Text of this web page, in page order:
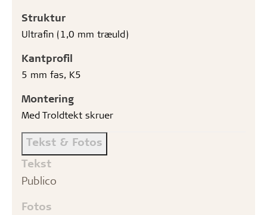
Struktur
Ultrafin (1,0 mm træuld)
Kantprofil
5 mm fas, K5
Montering
Med Troldtekt skruer
Tekst & Fotos
Tekst
Publico
Fotos